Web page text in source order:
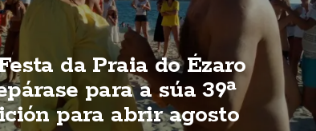
da Praia do Ézaro
para a súa 39ª
para abrir agosto